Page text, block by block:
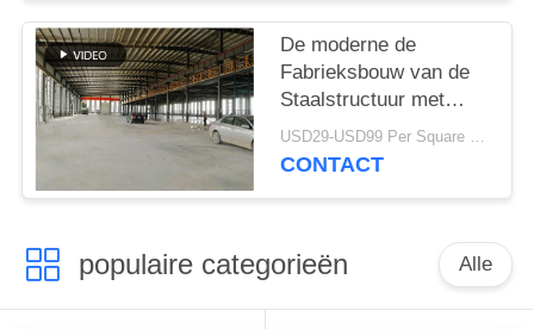
De moderne de
Fabrieksbouw van de
Staalstructuur met
Mezzanine de Bouw
van de
USD29-USD99 Per Square Meter MOQ:500 vierkante meter
CONTACT
populaire categorieën Alle